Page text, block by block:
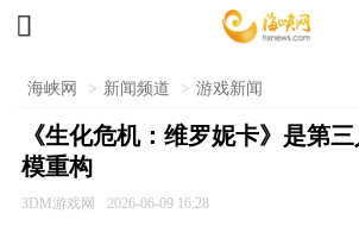

海峡网 > 新闻频道 > 游戏新闻
《生化危机：维罗妮卡》是第
模重构
3DM游戏网 2026-06-09 16:28